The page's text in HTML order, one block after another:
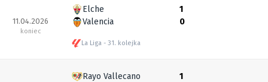
11.04.2026
koniec
Elche
Valencia
La Liga 31. kolejka
1
0
Rayo Vallecano
1